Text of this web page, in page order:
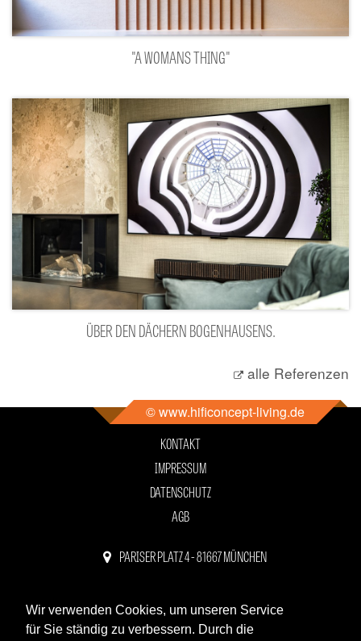
Wir verwenden Cookies, um unseren Service
für Sie ständig zu verbessern. Durch die
"A WOMANS THING"
ÜBER DEN DÄCHERN BOGENHAUSENS.
alle Referenzen
© www.hificoncept-living.de
KONTAKT
IMPRESSUM
DATENSCHUTZ
AGB
PARISER PLATZ 4 - 81667 MÜNCHEN
WHATSAPP